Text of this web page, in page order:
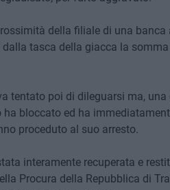
della filiale di una
tasca della giacca la
tentato poi di dileguarsi ma,
bloccato ed ha
proceduto al suo arresto.
interamente recuperata e
Procura della Repubblica di